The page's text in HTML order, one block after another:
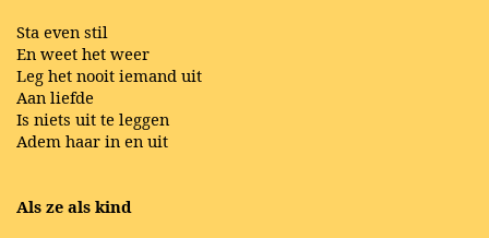
Sta even stil
En weet het weer
Leg het nooit iemand uit
Aan liefde
Is niets uit te leggen
Adem haar in en uit
Als ze als kind